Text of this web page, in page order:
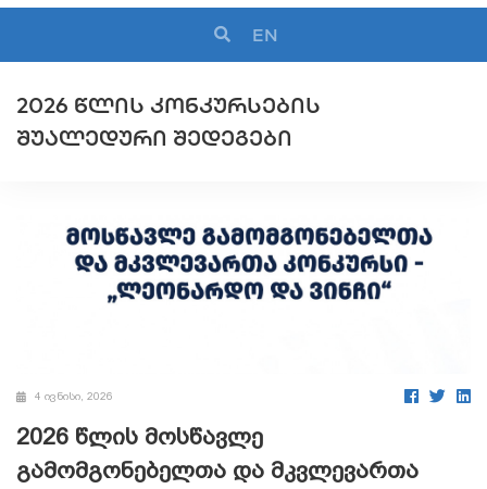
EN
2026 ᲬᲚᲘᲡ ᲙᲝᲜᲙᲣᲠᲡᲔᲑᲘᲡ
ᲨᲣᲐᲚᲔᲓᲣᲠᲘ ᲨᲔᲓᲔᲒᲔᲑᲘ
4 ივნისი, 2026
2026 წლის მოსწავლე
გამომგონებელთა და მკვლევართა